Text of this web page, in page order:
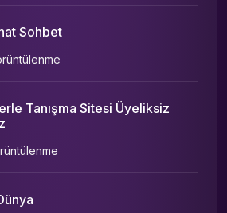
Sohbet
Tanışma Sitesi Üyeliksiz